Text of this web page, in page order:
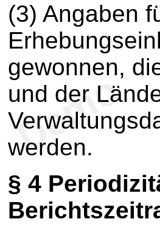
(3) Angaben
gewonnen,
und der
werden.
§ 4